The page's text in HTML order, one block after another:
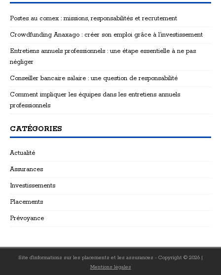
Postes au comex : missions, responsabilités et recrutement
Crowdfunding Anaxago : créer son emploi grâce à l’investissement
Entretiens annuels professionnels : une étape essentielle à ne pas
négliger
Conseiller bancaire salaire : une question de responsabilité
Comment impliquer les équipes dans les entretiens annuels
professionnels
CATÉGORIES
Actualité
Assurances
Investissements
Placements
Prévoyance
Site d'informations sur les placements et les assurances - Copyright © 2026 |
Mentions légales